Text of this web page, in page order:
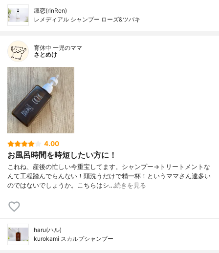
凛恋(rinRen)
レメディアル シャンプー ローズ&ツバキ
育休中 一児のママ
さとめけ
4.00
お風呂時間を時短したい方に！
これね、産後の忙しい今重宝してます。シャンプー→トリートメントな
んて工程踏んでらんない！頭洗うだけで精一杯！というママさん達多い
のではないでしょうか。こちらはシ…続きを見る
haru(ハル)
kurokami スカルプシャンプー